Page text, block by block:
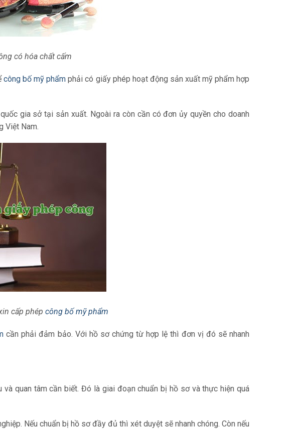
có hóa chất cấm
công bố mỹ phẩm phải có giấy phép hoạt động sản xuất mỹ phẩm hợp
gia sở tại sản xuất. Ngoài ra còn cần có đơn ủy quyền cho doanh
Việt Nam.
cấp phép công bố mỹ phẩm
cần phải đảm bảo. Với hồ sơ chứng từ hợp lệ thì đơn vị đó sẽ nhanh
quan tâm cần biết. Đó là giai đoạn chuẩn bị hồ sơ và thực hiện quá
Nếu chuẩn bị hồ sơ đầy đủ thì xét duyệt sẽ nhanh chóng. Còn nếu